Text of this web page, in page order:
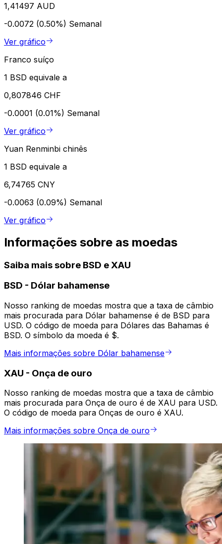
1,41497 AUD
-0.0072 (0.50%) Semanal
Ver gráfico
Franco suíço
1 BSD equivale a
0,807846 CHF
-0.0001 (0.01%) Semanal
Ver gráfico
Yuan Renminbi chinês
1 BSD equivale a
6,74765 CNY
-0.0063 (0.09%) Semanal
Ver gráfico
Informações sobre as moedas
Saiba mais sobre BSD e XAU
BSD - Dólar bahamense
Nosso ranking de moedas mostra que a taxa de câmbio
mais procurada para Dólar bahamense é de BSD para
USD. O código de moeda para Dólares das Bahamas é
BSD. O símbolo da moeda é $.
Mais informações sobre Dólar bahamense
XAU - Onça de ouro
Nosso ranking de moedas mostra que a taxa de câmbio
mais procurada para Onça de ouro é de XAU para USD.
O código de moeda para Onças de ouro é XAU.
Mais informações sobre Onça de ouro